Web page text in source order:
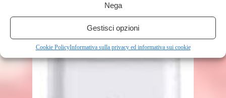
Nega
Gestisci opzioni
Cookie PolicyInformativa sulla privacy ed informativa sui cookie